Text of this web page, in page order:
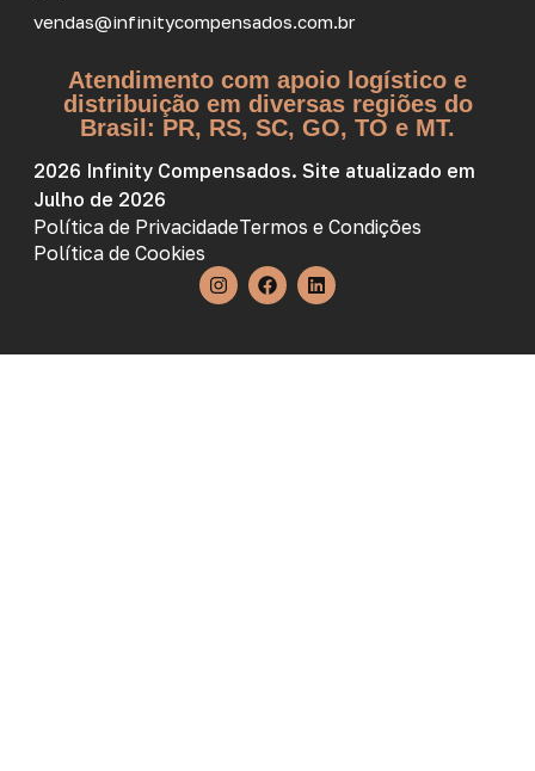
vendas@infinitycompensados.com.br
Atendimento com apoio logístico e
distribuição em diversas regiões do
Brasil: PR, RS, SC, GO, TO e MT.
2026 Infinity Compensados. Site atualizado em
Julho de 2026
Política de PrivacidadeTermos e Condições
Política de Cookies